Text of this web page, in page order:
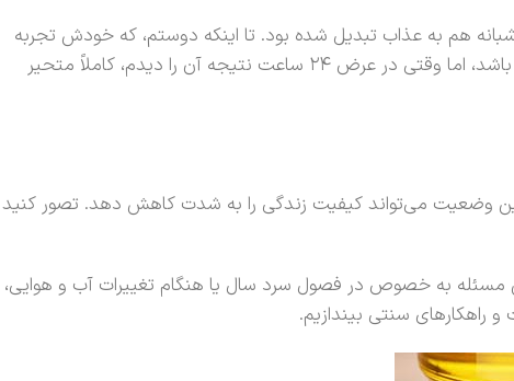
هم به عذاب تبدیل شده بود. تا اینکه دوستم، که خودش تجربه
مشابهی داشت، یک پیشنهاد معجزه‌آسا به من داد: روغن بنفشه! راستش اولش باور نکردم که یک روغن ساده بتواند اینقدر تاثیرگذار باشد، اما وقتی در عرض ۲۴ ساعت نتیجه آن را دیدم، کاملاً متحیر
وضعیت می‌تواند کیفیت زندگی را به شدت کاهش دهد. تصور کنید
به خصوص در فصول سرد سال یا هنگام تغییرات آب و هوایی،
راهکارهای سنتی بیندازیم.